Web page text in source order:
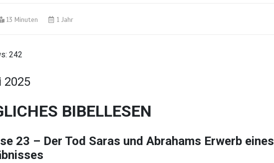
13 Minuten 1 Jahr
242
2025
BIBELLESEN
23 – Der Tod Saras und Abrahams Erwerb eines